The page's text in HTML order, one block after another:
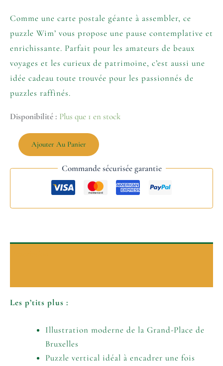
Comme une carte postale géante à assembler, ce
puzzle Wim’ vous propose une pause contemplative et
enrichissante. Parfait pour les amateurs de beaux
voyages et les curieux de patrimoine, c’est aussi une
idée cadeau toute trouvée pour les passionnés de
puzzles raffinés.
Disponibilité : Plus que 1 en stock
Ajouter Au Panier
Commande sécurisée garantie
Les p’tits plus :
Illustration moderne de la Grand-Place de
Bruxelles
Puzzle vertical idéal à encadrer une fois